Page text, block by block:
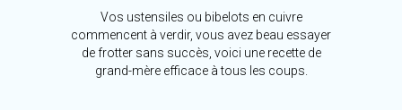
Vos ustensiles ou bibelots en cuivre
commencent à verdir, vous avez beau essayer
de frotter sans succès, voici une recette de
grand-mère efficace à tous les coups.